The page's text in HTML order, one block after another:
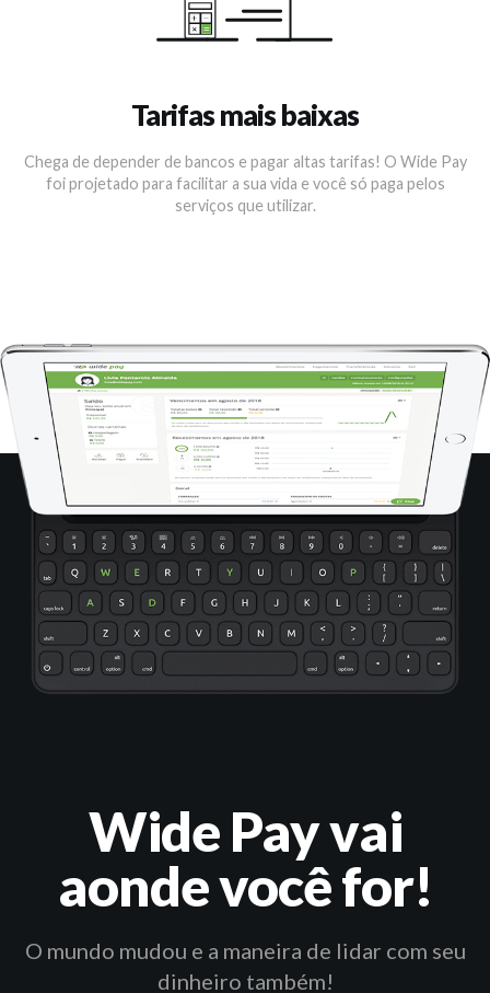
Tarifas mais baixas
Chega de depender de bancos e pagar altas tarifas! O Wide Pay
foi projetado para facilitar a sua vida e você só paga pelos
serviços que utilizar.
Wide Pay vai
aonde você for!
O mundo mudou e a maneira de lidar com seu
dinheiro também!